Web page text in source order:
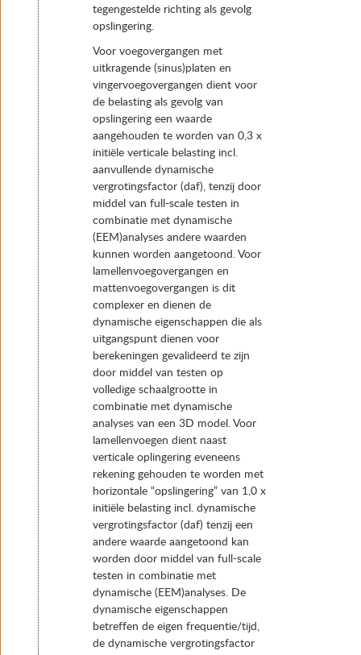
tegengestelde richting als gevolg
opslingering.
Voor voegovergangen met
uitkragende (sinus)platen en
vingervoegovergangen dient voor
de belasting als gevolg van
opslingering een waarde
aangehouden te worden van 0,3 x
initiële verticale belasting incl.
aanvullende dynamische
vergrotingsfactor (daf), tenzij door
middel van full-scale testen in
combinatie met dynamische
(EEM)analyses andere waarden
kunnen worden aangetoond. Voor
lamellenvoegovergangen en
mattenvoegovergangen is dit
complexer en dienen de
dynamische eigenschappen die als
uitgangspunt dienen voor
berekeningen gevalideerd te zijn
door middel van testen op
volledige schaalgrootte in
combinatie met dynamische
analyses van een 3D model. Voor
lamellenvoegen dient naast
verticale oplingering eveneens
rekening gehouden te worden met
horizontale “opslingering” van 1,0 x
initiële belasting incl. dynamische
vergrotingsfactor (daf) tenzij een
andere waarde aangetoond kan
worden door middel van full-scale
testen in combinatie met
dynamische (EEM)analyses. De
dynamische eigenschappen
betreffen de eigen frequentie/tijd,
de dynamische vergrotingsfactor